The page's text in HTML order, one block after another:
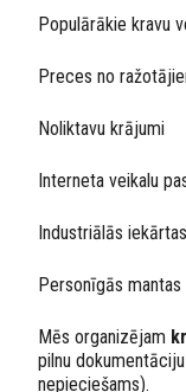
Populārākie kravu
Preces no
Noliktavu krājumi
Interneta veikalu
Industriālās iekārtas
Personīgās mantas
Mēs organizējam
pilnu
nepieciešams).